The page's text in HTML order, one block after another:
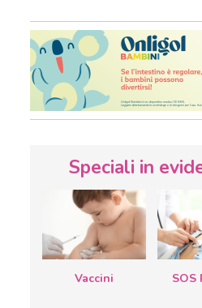
Speciali in
Vaccini SOS